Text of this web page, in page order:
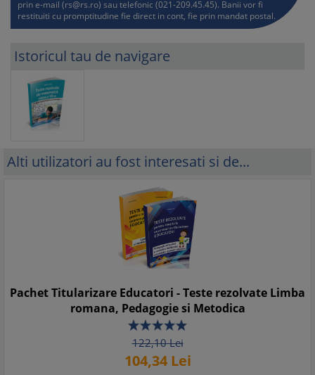
Testul nr. 25 ………………………………………………………………………
104
prin e-mail (rs@rs.ro) sau telefonic (021-209.45.45). Banii vor fi
restituiti cu promptitudine fie direct in cont, fie prin mandat postal.
Istoricul tau de navigare
Alti utilizatori au fost interesati si de...
Pachet Titularizare Educatori - Teste rezolvate Limba
romana, Pedagogie si Metodica
122,10Lei
104,34Lei